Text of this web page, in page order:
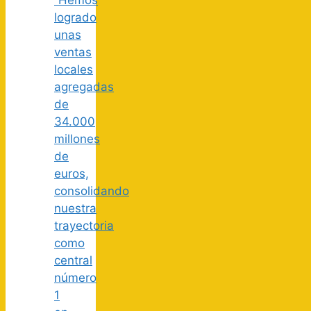
logrado
unas
ventas
locales
agregadas
de
34.000
millones
de
euros,
consolidando
nuestra
trayectoria
como
central
número
1